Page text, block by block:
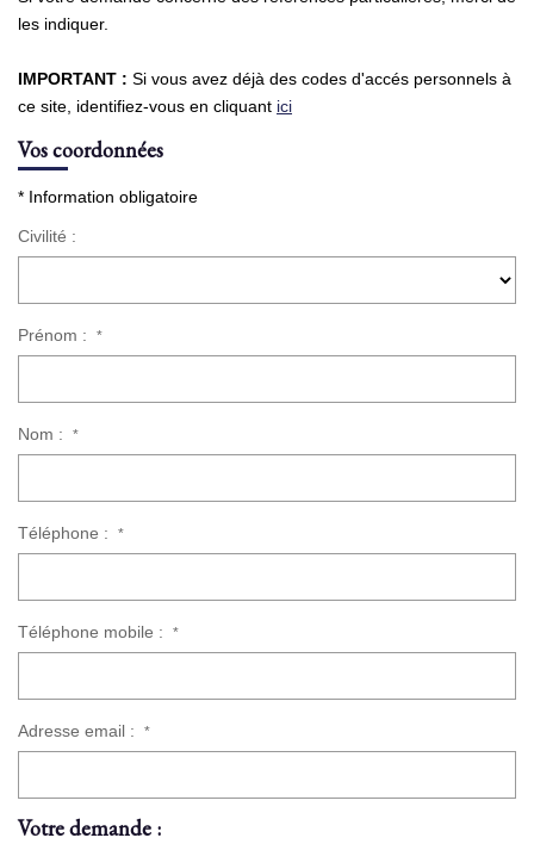
Nos Actualités
les indiquer.
IMPORTANT : Si vous avez déjà des codes d'accés personnels à
ce site, identifiez-vous en cliquant ici
Vos coordonnées
* Information obligatoire
Civilité :
Prénom : *
Nom : *
Téléphone : *
Téléphone mobile : *
Adresse email : *
Votre demande :